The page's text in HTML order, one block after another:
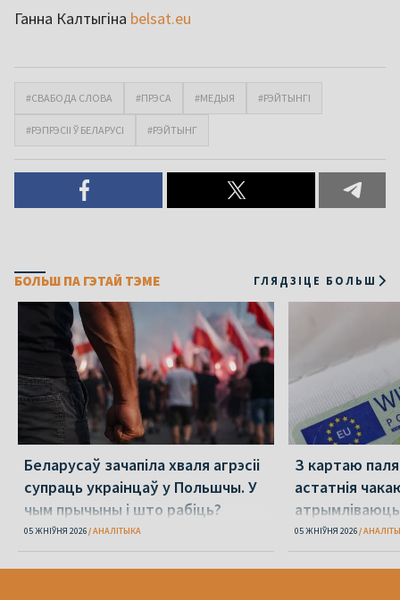
Ганна Калтыгіна belsat.eu
#СВАБОДА СЛОВА #ПРЭСА #МЕДЫЯ #РЭЙТЫНГІ
#РЭПРЭСІІ Ў БЕЛАРУСІ #РЭЙТЫНГ
БОЛЬШ ПА ГЭТАЙ ТЭМЕ ГЛЯДЗІЦЕ БОЛЬШ
Беларусаў зачапіла хваля агрэсіі
супраць украінцаў у Польшчы. У
чым прычыны і што рабіць?
05 ЖНІЎНЯ 2026 АНАЛІТЫКА
З картаю
астатнія
атрымліваюць
05 ЖНІЎНЯ 2026